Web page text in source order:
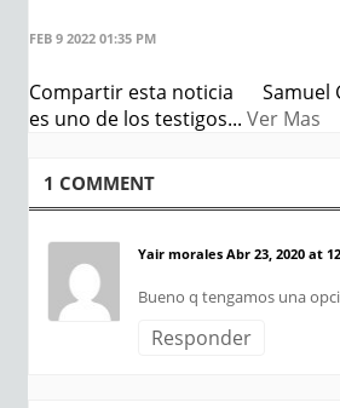
FEB 9 2022 01:35 PM
Compartir esta noticia Samuel
es uno de los testigos... Ver Mas
1 COMMENT
Yair morales Abr 23, 2020 at
Bueno q tengamos una
Responder